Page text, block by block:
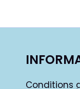
Conditions